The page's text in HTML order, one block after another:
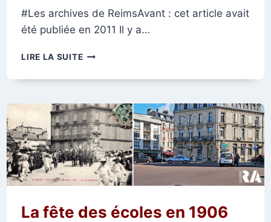
#Les archives de ReimsAvant : cet article avait
été publiée en 2011 Il y a…
LIRE LA SUITELE
AOÛT
La fête des écoles en 1906